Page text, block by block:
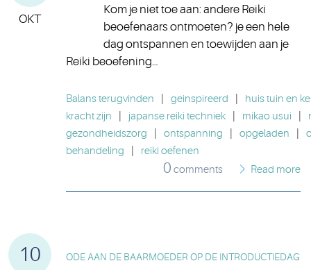
OKT
Kom je niet toe aan: andere Reiki
beoefenaars ontmoeten? je een hele
dag ontspannen en toewijden aan je
Reiki beoefening…
Balans terugvinden geinspireerd
huis tuin en
kracht zijn
japanse reiki techniek mikao usui
gezondheidszorg
ontspanning opgeladen
behandeling
reiki oefenen
0 comments Read more
10 ODE AAN DE BAARMOEDER OP DE INTRODUCTIEDAG